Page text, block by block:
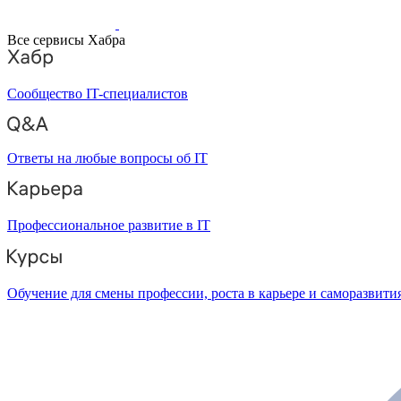
Все сервисы Хабра
Сообщество IT-специалистов
Ответы на любые вопросы об IT
Профессиональное развитие в IT
Обучение для смены профессии, роста в карьере и